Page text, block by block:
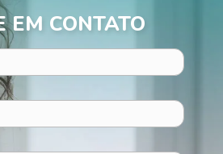
EM CONTATO